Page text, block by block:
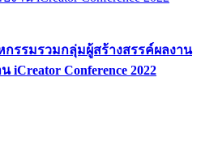
กรรมรวมกลุ่มผู้สร้างสรรค์ผลงาน
Conference 2022